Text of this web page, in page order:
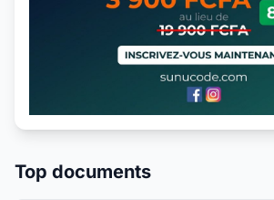
Top documents